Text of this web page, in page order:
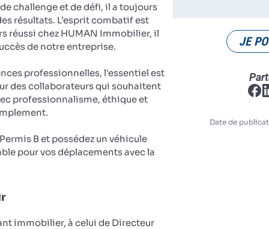
challenge et de défi, il a toujours
résultats. L’esprit combatif est
réussi chez HUMAN Immobilier, il
de notre entreprise.
professionnelles, l'essentiel est
des collaborateurs qui souhaitent
professionnalisme, éthique et
B et possédez un véhicule
pour vos déplacements avec la
immobilier, à celui de Directeur
JE
Date de